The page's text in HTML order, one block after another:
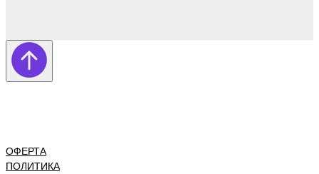
ОФЕРТА
ПОЛИТИКА